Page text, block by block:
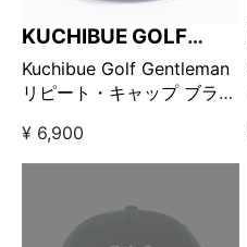
KUCHIBUE GOLF
GENTLEMAN
Kuchibue Golf Gentleman
リピート・キャップ ブラウ
¥ 6,900